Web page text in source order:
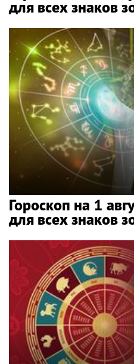
для всех знаков
Гороскоп на 1
для всех знаков